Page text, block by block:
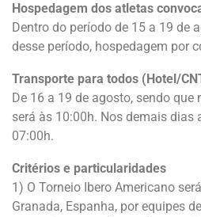
Hospedagem dos atletas
Dentro do período de 15 a 19 de
desse período, hospedagem por
Transporte para todos (Hotel/
De 16 a 19 de agosto, sendo que
será às 10:00h. Nos demais dias
07:00h.
Critérios e particularidades
1) O Torneio Ibero Americano
Granada, Espanha, por equipes